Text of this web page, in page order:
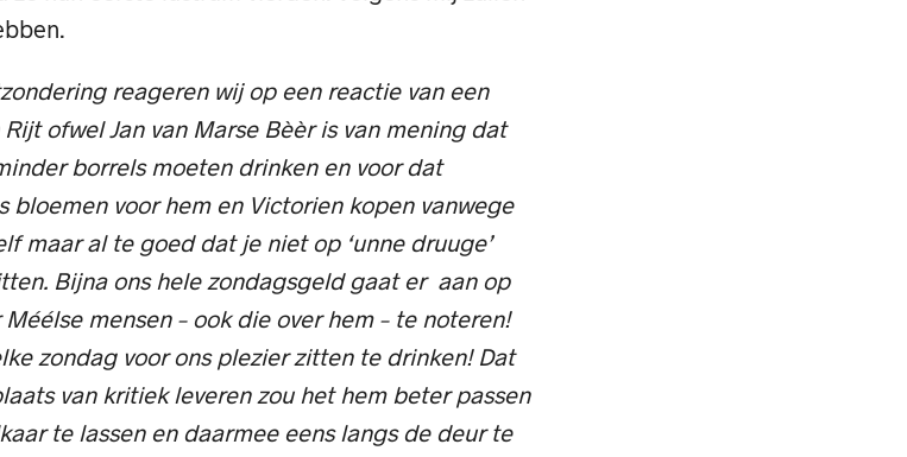
reageren wij op een reactie van een
ofwel Jan van Marse Bèèr is van mening dat
borrels moeten drinken en voor dat
bloemen voor hem en Victorien kopen vanwege
maar al te goed dat je niet op ‘unne druuge’
Bijna ons hele zondagsgeld gaat er aan op
mensen – ook die over hem – te noteren!
zondag voor ons plezier zitten te drinken! Dat
van kritiek leveren zou het hem beter passen
te lassen en daarmee eens langs de deur te